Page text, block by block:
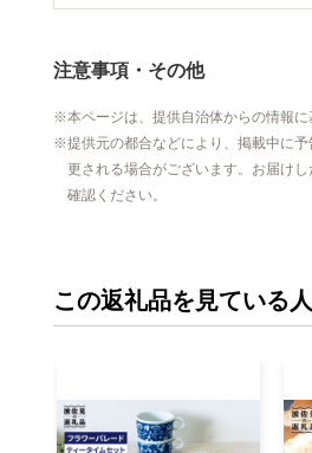
注意事項・その他
本ページは、提供自治体からの情報に
提供元の都合などにより、掲載中に
更される場合がございます。お届け
確認ください。
この返礼品を見ている